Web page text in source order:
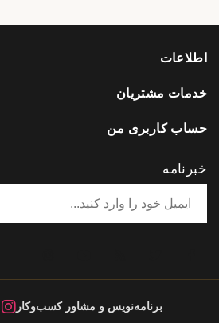
اطلاعات
خدمات مشتریان
حساب کاربری من
خبرنامه
برنامه‌نویس و مشاور کسب‌وکار